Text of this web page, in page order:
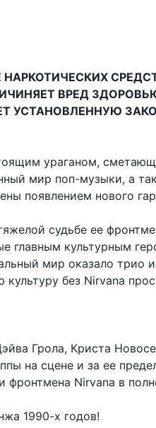
НАРКОТИЧЕСКИХ
ВРЕД
УСТАНОВЛЕННУЮ
ураганом,
мир поп-музыки, а
появлением нового
судьбе ее
главным культурным
мир оказало трио
без Nirvana
Грола, Криста
на сцене и за ее
фронтмена Nirvana в
1990-х годов!